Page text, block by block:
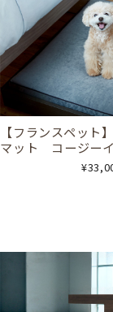
【フランスペット
マット コージー